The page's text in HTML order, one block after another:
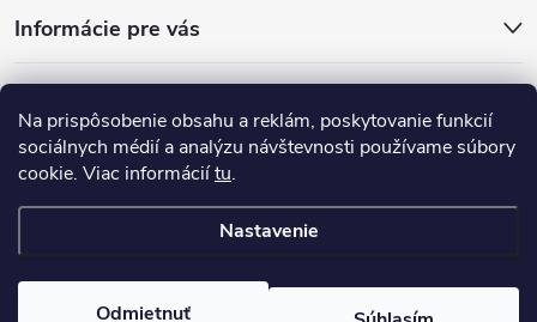
Na prispôsobenie obsahu a reklám, poskytovanie funkcií
sociálnych médií a analýzu návštevnosti používame súbory
cookie. Viac informáciítu.
Nastavenie
Odmietnuť
Informácie pre vás
nastavenie cookies